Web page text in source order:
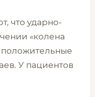
что ударно-
«колена
положительные
У пациентов